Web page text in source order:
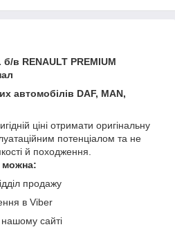
в RENAULT PREMIUM
автомобілів DAF, MAN,
ціні отримати оригінальну
потенціалом та не
й походження.
продажу
в Viber
сайті